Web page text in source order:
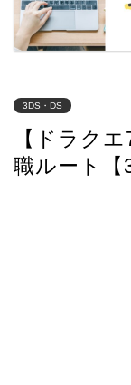
3DS・DS
【ドラク
職ルート【